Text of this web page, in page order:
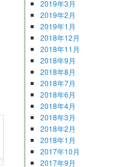
2019年3月
2019年2月
2019年1月
2018年12月
2018年11月
2018年9月
2018年8月
2018年7月
2018年6月
2018年4月
2018年3月
2018年2月
2018年1月
2017年10月
2017年9月